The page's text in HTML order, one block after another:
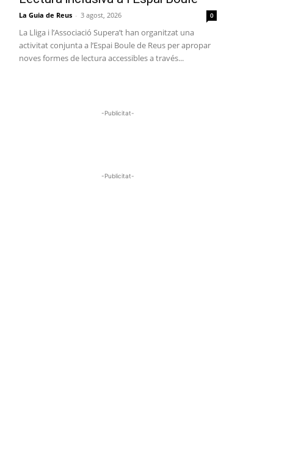
La Guia de Reus - 3 agost, 2026 0
La Lliga i l’Associació Supera’t han organitzat una
activitat conjunta a l’Espai Boule de Reus per apropar
noves formes de lectura accessibles a través...
-Publicitat-
-Publicitat-